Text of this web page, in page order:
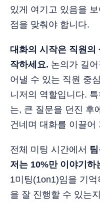
있게 여기고 있음을
점을 맞춰야 합니다.
대화의 시작은 직원의
작하세요. 논의가 길
어낼 수 있는 직원 중
니저의 역할입니다.
는, 큰 질문을 던진 후
건네며 대화를 이끌어
전체 미팅 시간에서
저는 10%만 이야기하
1미팅(1on1)임을 기
을 잘 진행할 수 있는